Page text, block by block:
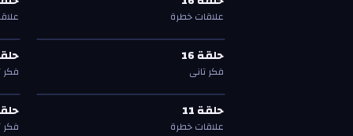
علاقات خطرة
حلقة16
—فكر تاني حلقة 16 حلقة16
فكر تاني فكر
حلقة11
—علاقات خطرة حلقة 11 حلقة11
علاقات خطرة فكر